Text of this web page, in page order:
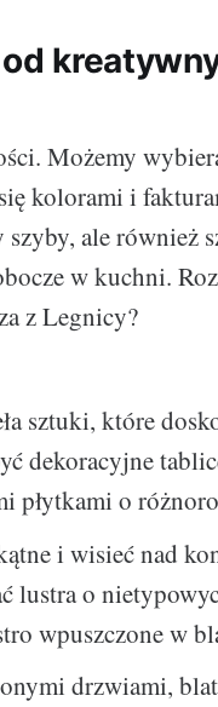
Możemy
kolorami i
ale również
w kuchni.
z Legnicy?
sztuki, które
dekoracyjne
płytkami o
i wisieć nad
o
wpuszczone w
drzwiami,